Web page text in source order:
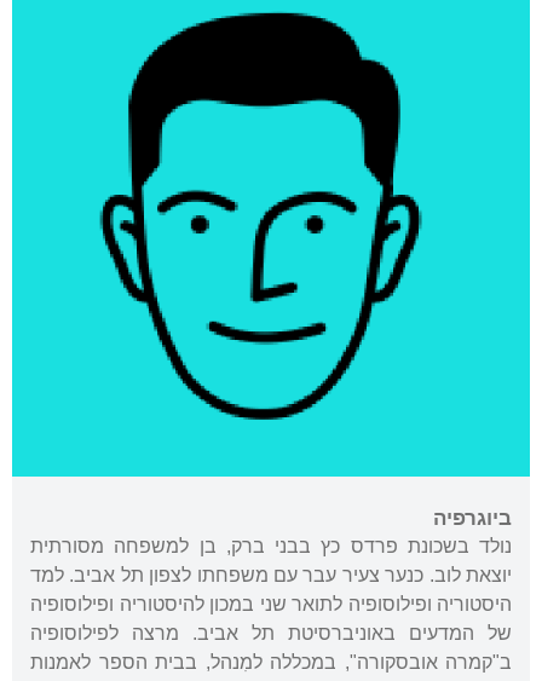
ביוגרפיה
נולד בשכונת פרדס כץ בבני ברק, בן למשפחה מסורתית
יוצאת לוב. כנער צעיר עבר עם משפחתו לצפון תל אביב. למד
היסטוריה ופילוסופיה לתואר שני במכון להיסטוריה ופילוסופיה
של המדעים באוניברסיטת תל אביב. מרצה לפילוסופיה
ב"קמרה אובסקורה", במכללה למִנהל, בבית הספר לאמנות